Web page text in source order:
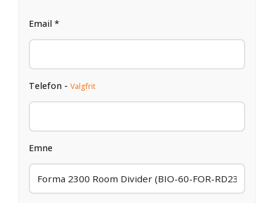
Email *
Telefon - Valgfrit
Emne